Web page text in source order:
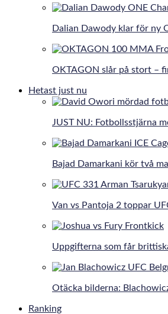
Dalian Dawody klar för ny
OKTAGON slår på stort –
Hetast just nu
JUST NU: Fotbollsstjärna
Bajad Damarkani kör två
Van vs Pantoja 2 toppar
Uppgifterna som får
Otäcka bilderna:
Ranking